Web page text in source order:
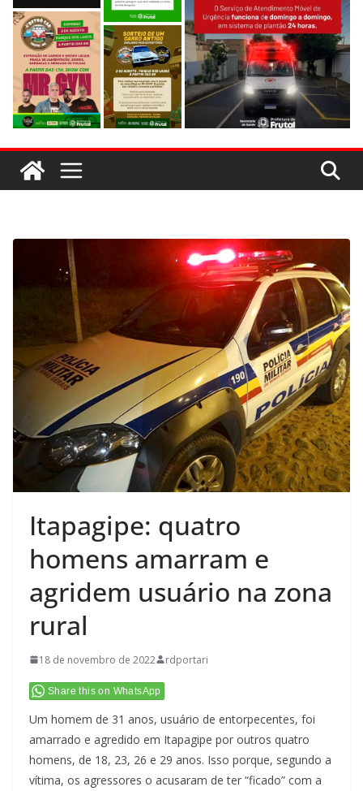
Itapagipe: quatro
homens amarram e
agridem usuário na zona
rural
18 de novembro de 2022 rdportari
Share this on WhatsApp
Um homem de 31 anos, usuário de entorpecentes, foi
amarrado e agredido em Itapagipe por outros quatro
homens, de 18, 23, 26 e 29 anos. Isso porque, segundo a
vítima, os agressores o acusaram de ter “ficado” com a